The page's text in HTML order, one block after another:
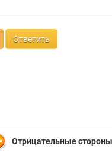
Ответить
Отрицательные стороны